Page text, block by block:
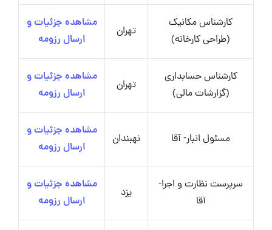
کارشناس مکانیک
(طراحی کارخانه)
تهران
مشاهده جزئیات و
ارسال رزومه
کارشناس حسابداری
(گزارشات مالی)
تهران
مشاهده جزئیات و
ارسال رزومه
مسئول انبار- آقا نهبندان
مشاهده جزئیات و
ارسال رزومه
سرپرست نظارت و اجرا-
آقا
یزد
مشاهده جزئیات و
ارسال رزومه